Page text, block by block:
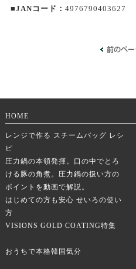
■JANコード： 4976790403627
HOME
レンジで作る スチームバッグ レシ
ピ
圧力鍋の本領発揮。口の中でとろ
ける豚の角煮。圧力鍋の扱い方の
ポイントを動画で解説。
はじめての方も安心 せいろの使い
方
VISIONS GOLD COATING特集
おうちで本格韓国気分